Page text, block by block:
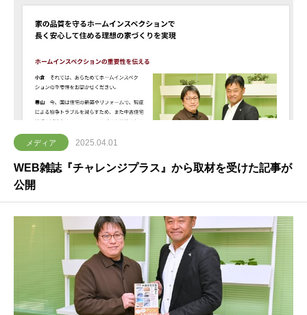
メディア 2025.04.01
WEB雑誌『チャレンジプラス』から取材を受けた記事が
公開